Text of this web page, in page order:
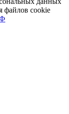
файлов cookie